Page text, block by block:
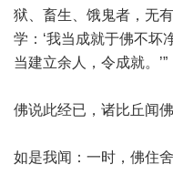
狱、畜生、饿鬼者，无
学：‘我当成就于佛不坏
当建立余人，令成就。’”
佛说此经已，诸比丘闻
如是我闻：一时，佛住